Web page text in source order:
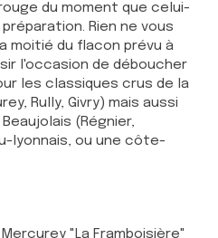
du moment que celui-
Rien ne vous
moitié du flacon prévu à
l'occasion de déboucher
les classiques crus de la
Rully, Givry) mais aussi
(Régnier,
lyonnais, ou une côte-
"La Framboisière"